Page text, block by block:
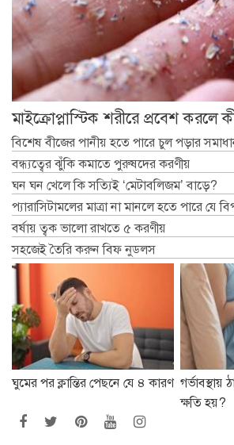
মাইক্রোপ্লাস্টিক শরীরে প্রবেশ করলে
বিশেষ বীজের পানীয় হতে পারে চুল পড়ার
বন্ধ্যত্বের ঝুঁকি কমাতে পুরুষদের করণীয়
ঘন ঘন খেলে কি সত্যিই ‘মেটাবলিজম’ বাড়ে?
প্যারাসিটামলের মাত্রা না মানলে হতে পারে যে
বর্ষায় ত্বক ভালো রাখতে ৫ করণীয়
সহজেই তৈরি করুন বিফ নুডলস
ঘুমের পর ক্লান্তির পেছনে যে ৪ কারণ গর্ভাবস্থায়
ক্ষতি হয়?